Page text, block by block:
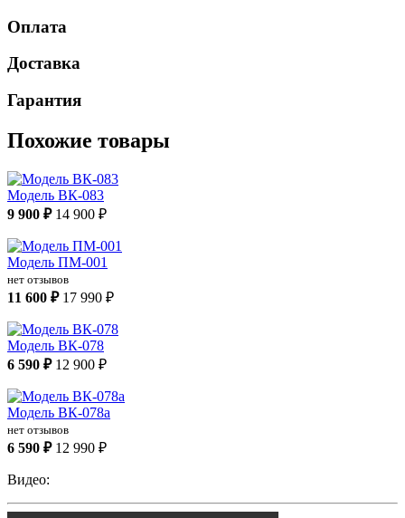
Оплата
Доставка
Гарантия
Похожие товары
Модель ВК-083
9 900 ₽ 14 900 ₽
Модель ПМ-001
нет отзывов
11 600 ₽ 17 990 ₽
Модель ВК-078
6 590 ₽ 12 900 ₽
Модель ВК-078a
нет отзывов
6 590 ₽ 12 990 ₽
Видео: